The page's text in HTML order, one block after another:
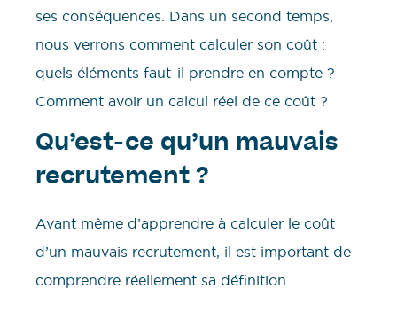
ses conséquences. Dans un second temps,
nous verrons comment calculer son coût :
quels éléments faut-il prendre en compte ?
Comment avoir un calcul réel de ce coût ?
Qu’est-ce qu’un mauvais
recrutement ?
Avant même d’apprendre à calculer le coût
d’un mauvais recrutement, il est important de
comprendre réellement sa définition.